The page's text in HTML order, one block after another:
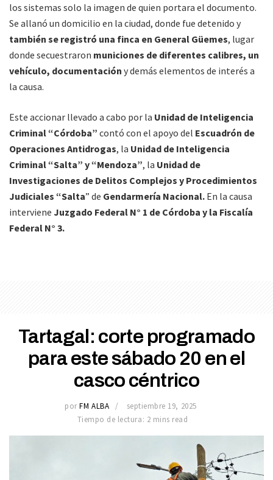
los sistemas solo la imagen de quien portara el documento.
Se allanó un domicilio en la ciudad, donde fue detenido y
también se registró una finca en General Güemes, lugar
donde secuestraron municiones de diferentes calibres, un
vehículo, documentación y demás elementos de interés a
la causa.
Este accionar llevado a cabo por la Unidad de Inteligencia
Criminal “Córdoba” contó con el apoyo del Escuadrón de
Operaciones Antidrogas, la Unidad de Inteligencia
Criminal “Salta” y “Mendoza”, la Unidad de
Investigaciones de Delitos Complejos y Procedimientos
Judiciales “Salta” de Gendarmería Nacional. En la causa
interviene Juzgado Federal N° 1 de Córdoba y la Fiscalía
Federal N° 3.
Tartagal: corte programado
para este sábado 20 en el
casco céntrico
por FM ALBA
septiembre 19, 2025
Tiempo de lectura: 2 mins read